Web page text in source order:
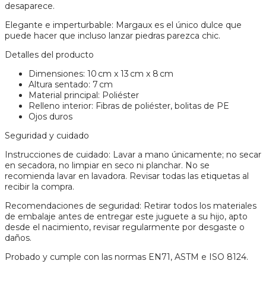
desaparece.
Elegante e imperturbable: Margaux es el único dulce que
puede hacer que incluso lanzar piedras parezca chic.
Detalles del producto
Dimensiones: 10 cm x 13 cm x 8 cm
Altura sentado: 7 cm
Material principal: Poliéster
Relleno interior: Fibras de poliéster, bolitas de PE
Ojos duros
Seguridad y cuidado
Instrucciones de cuidado: Lavar a mano únicamente; no secar
en secadora, no limpiar en seco ni planchar. No se
recomienda lavar en lavadora. Revisar todas las etiquetas al
recibir la compra.
Recomendaciones de seguridad: Retirar todos los materiales
de embalaje antes de entregar este juguete a su hijo, apto
desde el nacimiento, revisar regularmente por desgaste o
daños.
Probado y cumple con las normas EN71, ASTM e ISO 8124.